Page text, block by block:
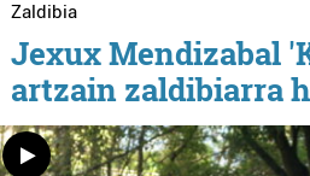
Zaldibia
Jexux Mendizabal
artzain zaldibiarra